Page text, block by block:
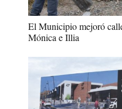
El Municipio mejoró
Mónica e Illia